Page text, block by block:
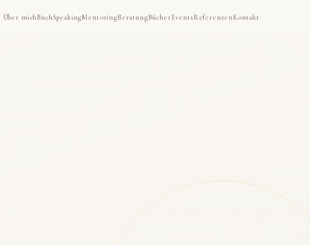
Über michBuchSpeakingMentoringBeratungBücherEventsReferenzenKontakt